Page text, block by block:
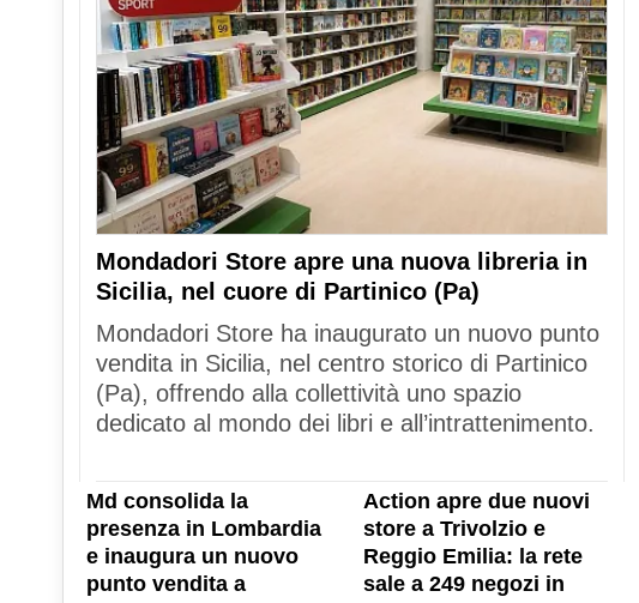
Mondadori Store apre una nuova libreria in
Sicilia, nel cuore di Partinico (Pa)
Mondadori Store ha inaugurato un nuovo punto
vendita in Sicilia, nel centro storico di Partinico
(Pa), offrendo alla collettività uno spazio
dedicato al mondo dei libri e all’intrattenimento.
Md consolida la
presenza in Lombardia
e inaugura un nuovo
punto vendita a
Action apre due nuovi
store a Trivolzio e
Reggio Emilia: la rete
sale a 249 negozi in